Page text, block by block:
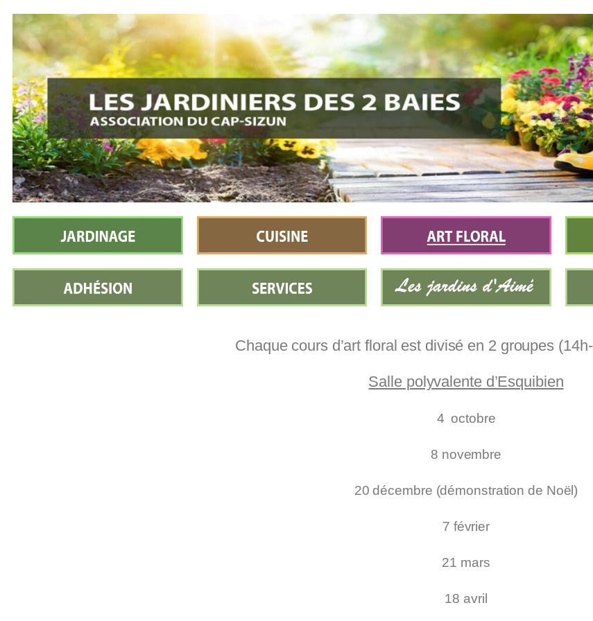
Chaque cours d’art floral est divisé en 2 groupes
Salle polyvalente d’Esquibien
4 octobre
8 novembre
20 décembre (démonstration de Noël)
7 février
21 mars
18 avril